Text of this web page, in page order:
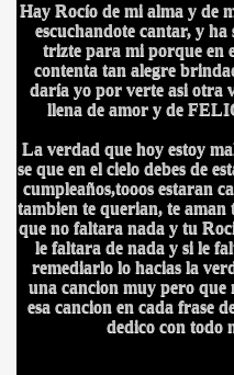
Hay Rocío de mi alma y de
escuchandote cantar, y
trizte para mi porque en
contenta tan alegre
daría yo por verte asi otra
llena de amor y de
La verdad que hoy estoy
se que en el cielo debes de
cumpleaños,tooos estaran
tambien te querian, te aman
que no faltara nada y tu
le faltara de nada y si le
remediarlo lo hacias la
una cancion muy pero que
esa cancion en cada frase
dedico con todo